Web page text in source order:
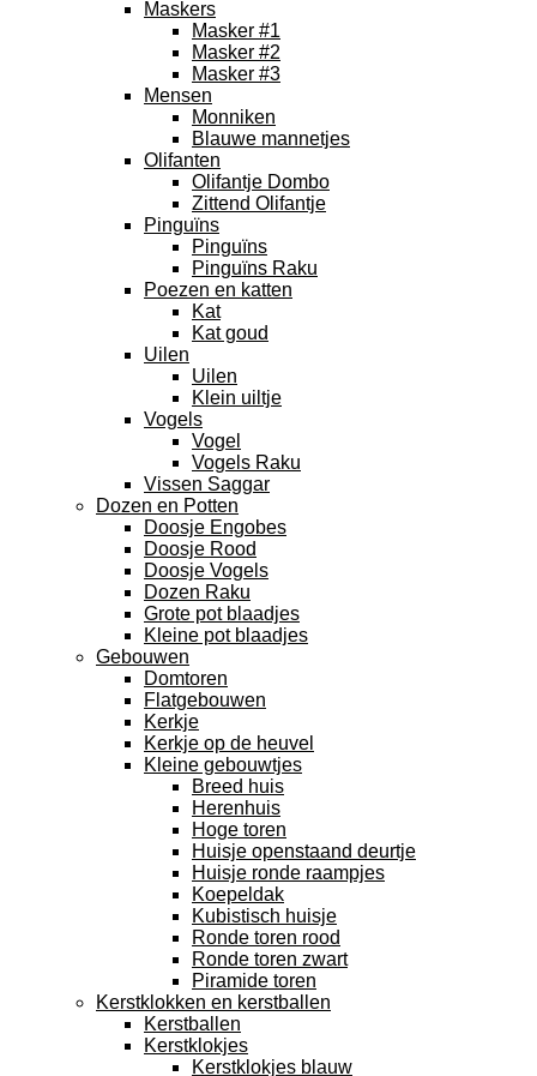
Maskers
Masker #1
Masker #2
Masker #3
Mensen
Monniken
Blauwe mannetjes
Olifanten
Olifantje Dombo
Zittend Olifantje
Pinguïns
Pinguïns
Pinguïns Raku
Poezen en katten
Kat
Kat goud
Uilen
Uilen
Klein uiltje
Vogels
Vogel
Vogels Raku
Vissen Saggar
Dozen en Potten
Doosje Engobes
Doosje Rood
Doosje Vogels
Dozen Raku
Grote pot blaadjes
Kleine pot blaadjes
Gebouwen
Domtoren
Flatgebouwen
Kerkje
Kerkje op de heuvel
Kleine gebouwtjes
Breed huis
Herenhuis
Hoge toren
Huisje openstaand deurtje
Huisje ronde raampjes
Koepeldak
Kubistisch huisje
Ronde toren rood
Ronde toren zwart
Piramide toren
Kerstklokken en kerstballen
Kerstballen
Kerstklokjes
Kerstklokjes blauw